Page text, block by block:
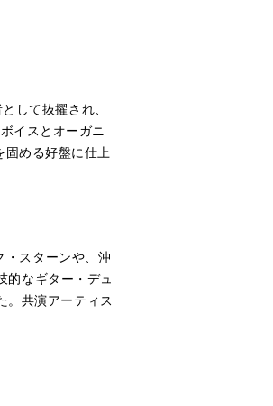
して抜擢され、
イスとオーガニ
める好盤に仕上
スターンや、沖
的なギター・デュ
。共演アーティス